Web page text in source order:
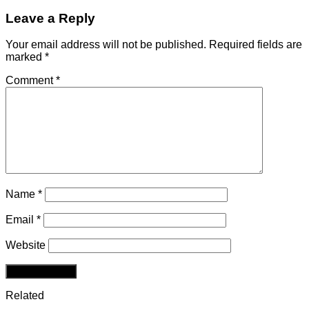
Leave a Reply
Your email address will not be published. Required fields are
marked *
Comment*
Name *
Email *
Website
Related